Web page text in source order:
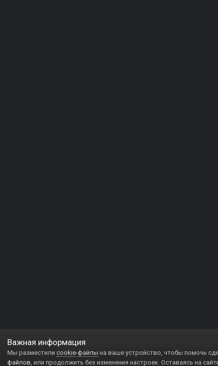
Важная информация
Мы разместили cookie-файлы на ваше устройство, чтобы помочь
файлов, или продолжить без изменения настроек. Оставаясь на